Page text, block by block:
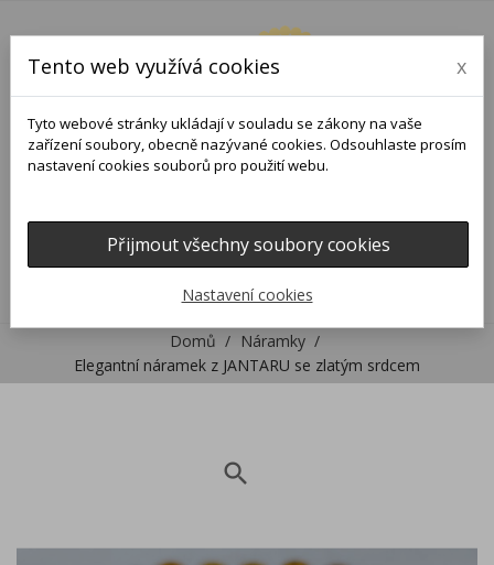
Domů
Náramky
Elegantní náramek z JANTARU se zlatým srdcem
search
Tento web využívá cookies x
Tyto webové stránky ukládají v souladu se zákony na vaše
zařízení soubory, obecně nazývané cookies. Odsouhlaste prosím
nastavení cookies souborů pro použití webu.
Přijmout všechny soubory cookies
Nastavení cookies